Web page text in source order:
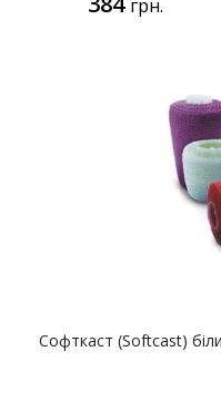
грн.
Софткаст (Softcast)